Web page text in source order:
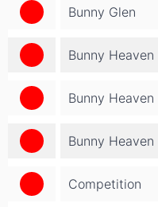
Bunny Glen
Bunny Heaven
Bunny Heaven
Bunny Heaven
Competition